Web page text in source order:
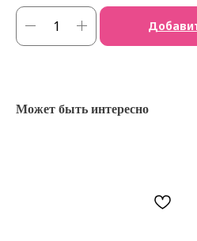
Может быть интересно